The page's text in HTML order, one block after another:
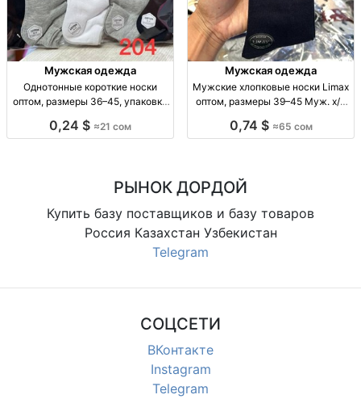
Мужская одежда
Однотонные короткие носки
оптом, размеры 36–45, упаковка
носки оптом, р-р 36–41 и 41–45,
0,24 $ ≈21 сом
Мужская одежда
Мужские хлопковые носки Limax
оптом, размеры 39–45 Муж. х/б
пар, 65 сом.
0,74 $ ≈65 сом
РЫНОК ДОРДОЙ
Купить базу поставщиков и базу товаров
Россия Казахстан Узбекистан
Telegram
СОЦСЕТИ
ВКонтакте
Instagram
Telegram